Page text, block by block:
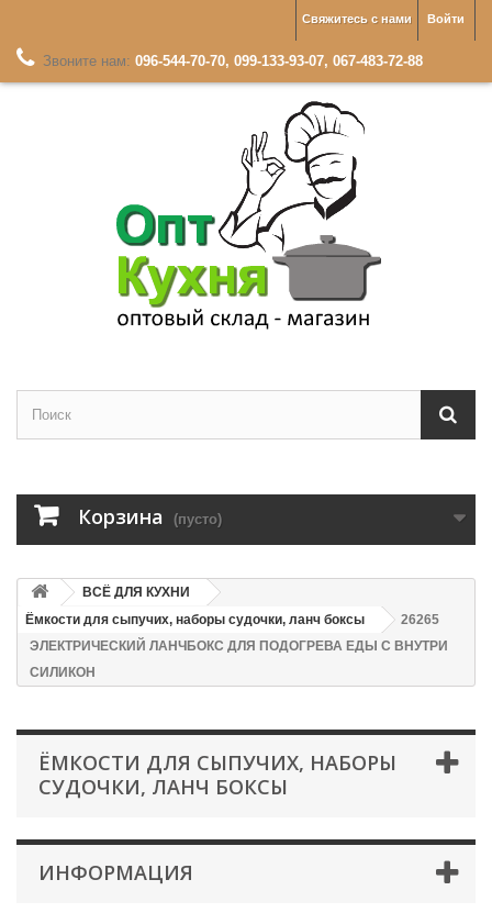
Войти
Свяжитесь с нами
Звоните нам: 096-544-70-70, 099-133-93-07, 067-483-72-88
Корзина (пусто)
ВСЁ ДЛЯ КУХНИ
Ёмкости для сыпучих, наборы судочки, ланч боксы
26265
ЭЛЕКТРИЧЕСКИЙ ЛАНЧБОКС ДЛЯ ПОДОГРЕВА ЕДЫ С ВНУТРИ
СИЛИКОН
ЁМКОСТИ ДЛЯ СЫПУЧИХ, НАБОРЫ
СУДОЧКИ, ЛАНЧ БОКСЫ
ИНФОРМАЦИЯ